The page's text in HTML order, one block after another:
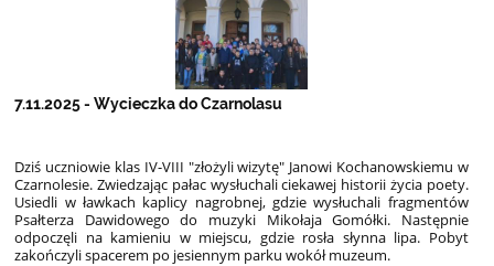
7.11.2025 - Wycieczka do Czarnolasu
Dziś uczniowie klas IV-VIII "złożyli wizytę" Janowi Kochanowskiemu w
Czarnolesie. Zwiedzając pałac wysłuchali ciekawej historii życia poety.
Usiedli w ławkach kaplicy nagrobnej, gdzie wysłuchali fragmentów
Psałterza Dawidowego do muzyki Mikołaja Gomółki. Następnie
odpoczęli na kamieniu w miejscu, gdzie rosła słynna lipa. Pobyt
zakończyli spacerem po jesiennym parku wokół muzeum.